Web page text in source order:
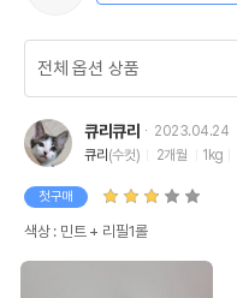
큐리큐리
2023.04.24
큐리 (수컷) 2개월 1kg
첫구매
색상 : 민트 + 리필1롤